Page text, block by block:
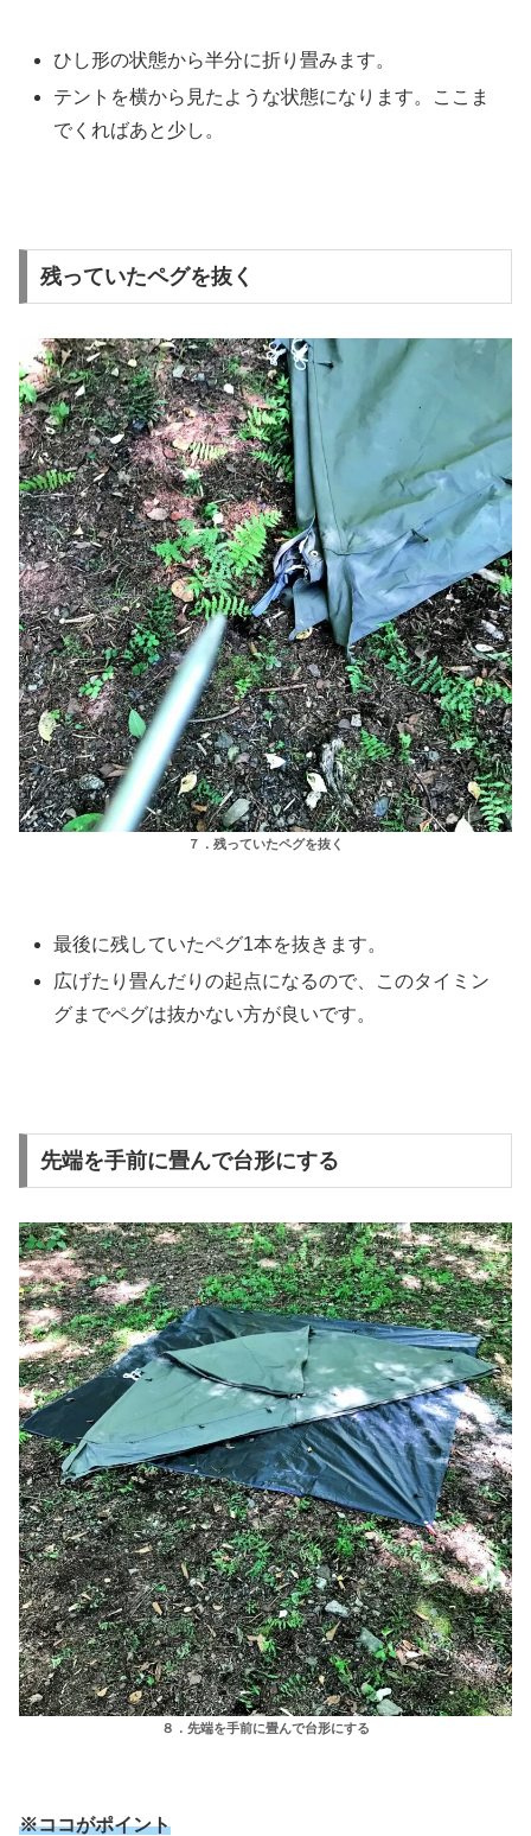
ひし形の状態から半分に折り畳みます。
テントを横から見たような状態になります。ここま
でくればあと少し。
残っていたペグを抜く
７．残っていたペグを抜く
最後に残していたペグ1本を抜きます。
広げたり畳んだりの起点になるので、このタイミン
グまでペグは抜かない方が良いです。
先端を手前に畳んで台形にする
８．先端を手前に畳んで台形にする
※ココがポイント